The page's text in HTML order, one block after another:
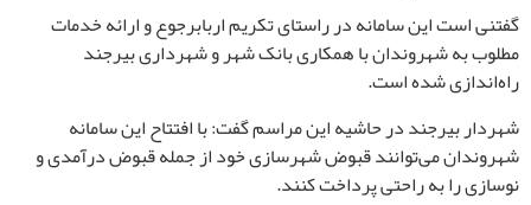
گفتنی است این سامانه در راستای تکریم اربابرجوع و ارائه خدمات
مطلوب به شهروندان با همکاری بانک شهر و شهرداری بیرجند
راه‌اندازی شده است.
شهردار بیرجند در حاشیه این مراسم گفت: با افتتاح این سامانه
شهروندان می‌توانند قبوض شهرسازی خود از جمله قبوض درآمدی و
نوسازی را به راحتی پرداخت کنند.